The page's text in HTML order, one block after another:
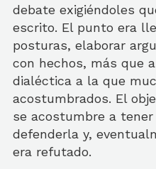
debate exigiéndoles
escrito. El punto era
posturas, elaborar
con hechos, más que
dialéctica a la que
acostumbrados. El
se acostumbre a tener
defenderla y,
era refutado.